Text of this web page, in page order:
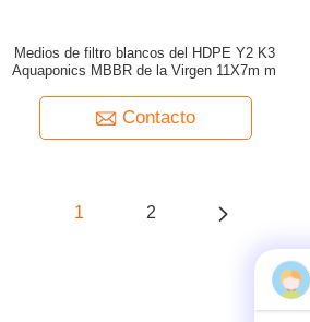
Medios de filtro blancos del HDPE Y2 K3
Aquaponics MBBR de la Virgen 11X7m m
Contacto
1 2